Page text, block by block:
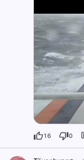
16 0